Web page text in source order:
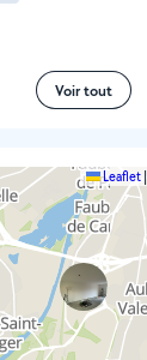
Voir tout
Leaflet